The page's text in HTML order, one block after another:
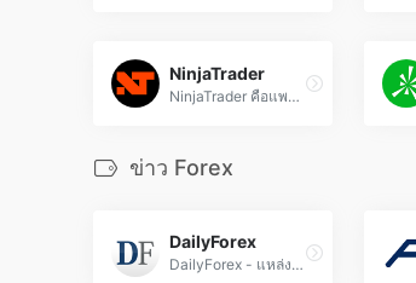
NinjaTrader
NinjaTrader คือแพลตฟอร์มเทรด Forex และฟิวเจอร์สที่ทรงประสิทธิภาพ พร้อมเครื่องมือวิเคราะห์ทางเทคนิคและระบบอัตโนมัติ สำหรับเทรดเดอร์มืออาชีพ
ข่าว Forex
DailyForex
DailyForex - แหล่งข้อมูลข่าวสารการเทรดฟอเร็กซ์ล่าสุด วิเคราะห์ตลาดสกุลเงินทั่วโลก อัปเดตสัญญาณเทรดฟรีและกลยุทธ์การลงทุนอย่างมืออาชีพ